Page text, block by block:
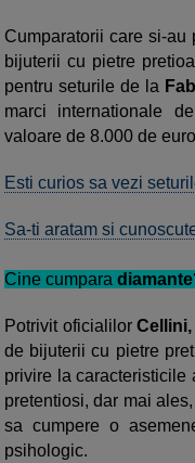
Cumparatorii care si-au
bijuterii cu pietre
pentru seturile de la
marci internationale
valoare de 8.000 de
Esti curios sa vezi
Sa-ti aratam si
Cine cumpara diamante
Potrivit oficialilorCellini,
de bijuterii cu pietre
privire la caracteristicile
pretentiosi, dar mai
sa cumpere o
psihologic.